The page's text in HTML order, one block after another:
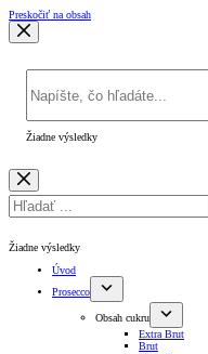
Preskočiť na obsah
Žiadne výsledky
Žiadne výsledky
Úvod
Prosecco
Obsah cukru
Extra Brut
Brut